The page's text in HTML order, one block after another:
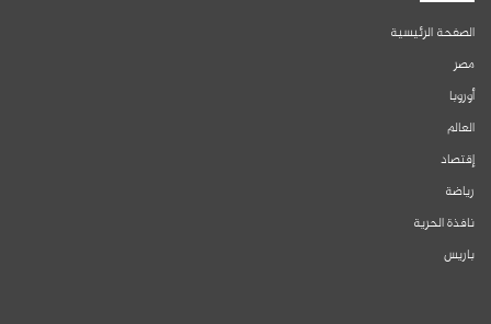
الصفحة الرئيسية
مصر
أوروبا
العالم
إقتصاد
رياضة
نافذة الحرية
باريس